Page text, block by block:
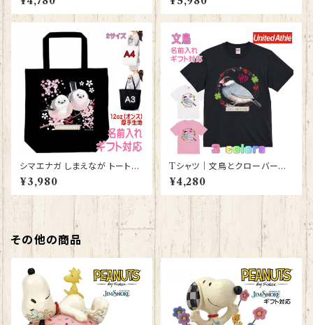
レディース メンズ 【型番 LT-10
006】お花の王冠シリーズ
116】ピンク しまえなが プレゼ
ント ギフト
シマエナガ しまえなが トートバ
ッグ （黒） グッズ 雑貨 入学祝
い レッスンバッグ お買い物バッ
グ【型番 B-10011】プレゼント
ギフト
¥3,980
Tシャツ｜文鳥とクローバーと
ハート【型番 T-152】レディース
メンズ 大きいサイズ グッズ K
YAPIArt きゃぴあーと
¥4,280
その他の商品